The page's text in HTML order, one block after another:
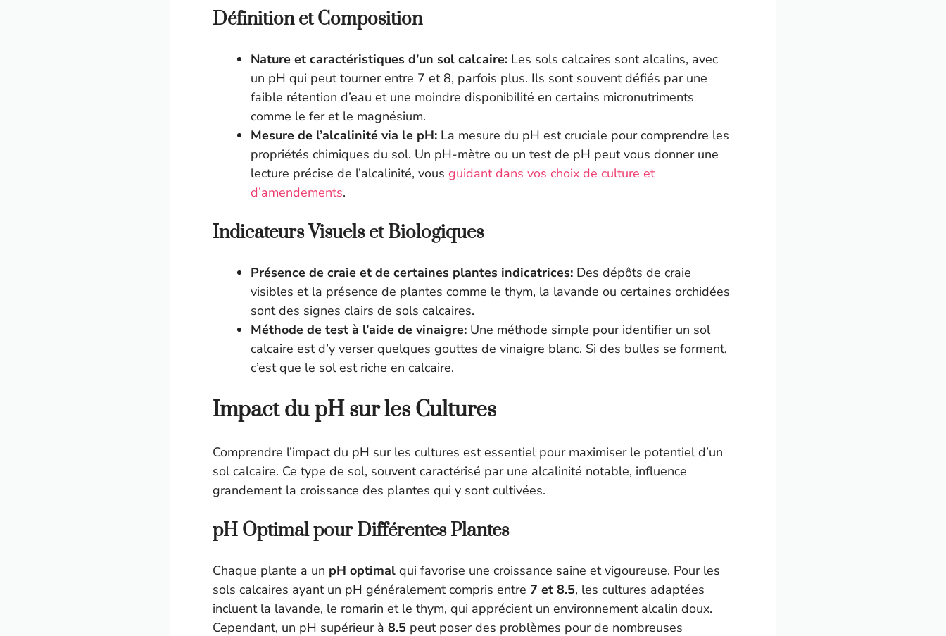
Définition et Composition
Nature et caractéristiques d’un sol calcaire: Les sols calcaires sont alcalins, avec
un pH qui peut tourner entre 7 et 8, parfois plus. Ils sont souvent défiés par une
faible rétention d’eau et une moindre disponibilité en certains micronutriments
comme le fer et le magnésium.
Mesure de l’alcalinité via le pH: La mesure du pH est cruciale pour comprendre les
propriétés chimiques du sol. Un pH-mètre ou un test de pH peut vous donner une
lecture précise de l’alcalinité, vous guidant dans vos choix de culture et
d’amendements.
Indicateurs Visuels et Biologiques
Présence de craie et de certaines plantes indicatrices: Des dépôts de craie
visibles et la présence de plantes comme le thym, la lavande ou certaines orchidées
sont des signes clairs de sols calcaires.
Méthode de test à l’aide de vinaigre: Une méthode simple pour identifier un sol
calcaire est d’y verser quelques gouttes de vinaigre blanc. Si des bulles se forment,
c’est que le sol est riche en calcaire.
Impact du pH sur les Cultures
Comprendre l’impact du pH sur les cultures est essentiel pour maximiser le potentiel d’un
sol calcaire. Ce type de sol, souvent caractérisé par une alcalinité notable, influence
grandement la croissance des plantes qui y sont cultivées.
pH Optimal pour Différentes Plantes
Chaque plante a un pH optimal qui favorise une croissance saine et vigoureuse. Pour les
sols calcaires ayant un pH généralement compris entre 7 et 8.5, les cultures adaptées
incluent la lavande, le romarin et le thym, qui apprécient un environnement alcalin doux.
Cependant, un pH supérieur à 8.5 peut poser des problèmes pour de nombreuses